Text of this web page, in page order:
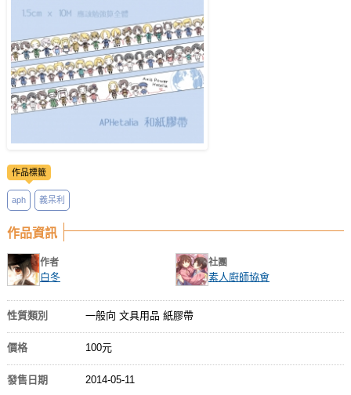
會員中心
註冊會員
登入
作品標籤
aph 義呆利
作品資訊
作者
白冬
社團
素人廚師協會
性質類別 一般向 文具用品 紙膠帶
價格 100元
發售日期 2014-05-11